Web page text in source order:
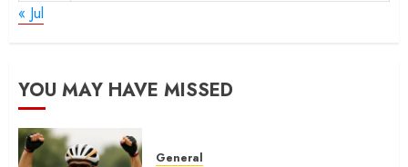
« Jul
YOU MAY HAVE MISSED
General